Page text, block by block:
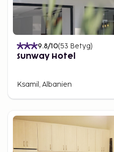
9.8/10(53 Betyg)
Sunway Hotel
Ksamil, Albanien